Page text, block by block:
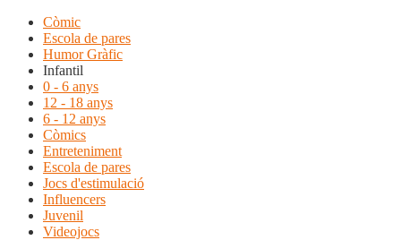
Còmic
Escola de pares
Humor Gràfic
Infantil
0 - 6 anys
12 - 18 anys
6 - 12 anys
Còmics
Entreteniment
Escola de pares
Jocs d'estimulació
Influencers
Juvenil
Videojocs